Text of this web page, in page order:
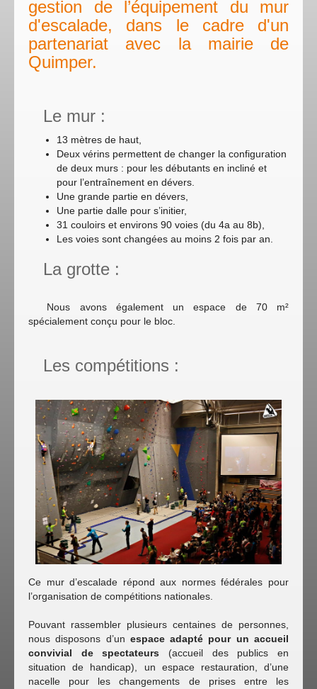
gestion de l’équipement du mur
d'escalade, dans le cadre d'un
partenariat avec la mairie de
Quimper.
Le mur :
13 mètres de haut,
Deux vérins permettent de changer la configuration
de deux murs : pour les débutants en incliné et
pour l’entraînement en dévers.
Une grande partie en dévers,
Une partie dalle pour s’initier,
31 couloirs et environs 90 voies (du 4a au 8b),
Les voies sont changées au moins 2 fois par an.
La grotte :
Nous avons également un espace de 70 m²
spécialement conçu pour le bloc.
Les compétitions :
Ce mur d’escalade répond aux normes fédérales pour
l’organisation de compétitions nationales.
Pouvant rassembler plusieurs centaines de personnes,
nous disposons d’un espace adapté pour un accueil
convivial de spectateurs (accueil des publics en
situation de handicap), un espace restauration, d’une
nacelle pour les changements de prises entre les